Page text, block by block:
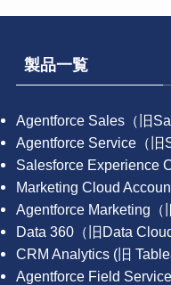
製品一覧
Agentforce Sales（旧
Agentforce Service（旧
Salesforce Experience
Marketing Cloud
Agentforce Marketing（
Data 360（旧Data Cloud
CRM Analytics (旧
Agentforce Field